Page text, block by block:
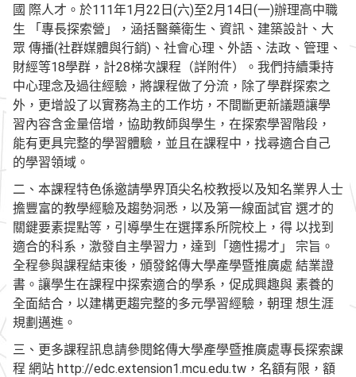
國 際人才。於111年1月22日(六)至2月14日(一)辦理高中職
生 「專長探索營」，涵括醫藥衛生、資訊、建築設計、大
眾 傳播(社群媒體與行銷)、社會心理、外語、法政、管理、
財經等18學群，計28梯次課程（詳附件）。我們持續秉持
中心理念及過往經驗，將課程做了分流，除了學群探索之
外，更增設了以實務為主的工作坊，不間斷更新議題讓學
習內容含金量倍增，協助教師與學生，在探索學習階段，
能有更具完整的學習體驗，並且在課程中，找尋適合自己
的學習領域。
二、本課程特色係邀請學界頂尖名校教授以及知名業界人士
擔豐富的教學經驗及趨勢洞悉，以及第一線面試官 選才的
關鍵要素提點等，引導學生在選擇系所院校上，得 以找到
適合的科系，激發自主學習力，達到「適性揚才」 宗旨。
全程參與課程結束後，頒發銘傳大學產學暨推廣處 結業證
書。讓學生在課程中探索適合的學系，促成興趣與 素養的
全面結合，以建構更趨完整的多元學習經驗，朝理 想生涯
規劃邁進。
三、更多課程訊息請參閱銘傳大學產學暨推廣處專長探索課
程 網站 http://edc.extension1.mcu.edu.tw，名額有限，額